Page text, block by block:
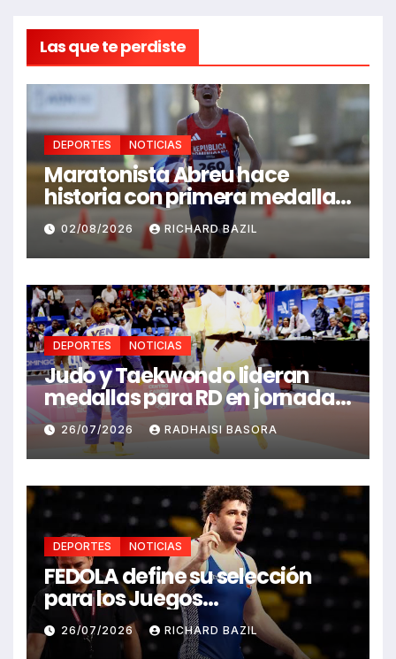
Las que te perdiste
DEPORTES NOTICIAS
Maratonista Abreu hace
historia con primera medalla
en Juegos Santo Domingo
2026
02/08/2026 RICHARD BAZIL
DEPORTES NOTICIAS
Judo y Taekwondo lideran
medallas para RD en jornada
de Juego Santo Domingo 2026
26/07/2026 RADHAISI BASORA
DEPORTES NOTICIAS
FEDOLA define su selección
para los Juegos
Centroamericanos y del
Caribe Santo Domingo 2026
26/07/2026 RICHARD BAZIL